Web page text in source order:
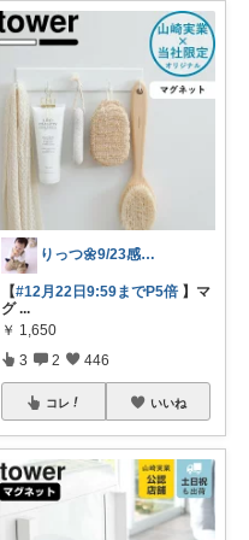
りっつ🌼9/23感謝です🩵
【#12月22日9:59までP5倍 】マ
グ ...
￥ 1,650
3 2 446
コレ いいね